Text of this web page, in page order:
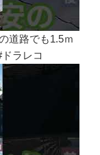
道路でも1.5ｍ
ラレコ